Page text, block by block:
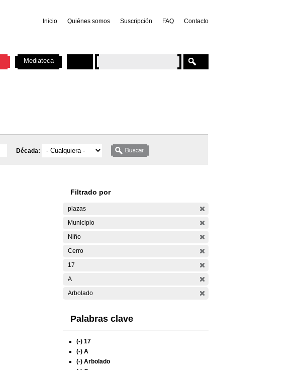
Inicio Quiénes somos Suscripción FAQ Contacto
Década:
Filtrado por
plazas
Municipio
Niño
Cerro
17
A
Arbolado
Palabras clave
(-) 17
(-) A
(-) Arbolado
Mediateca